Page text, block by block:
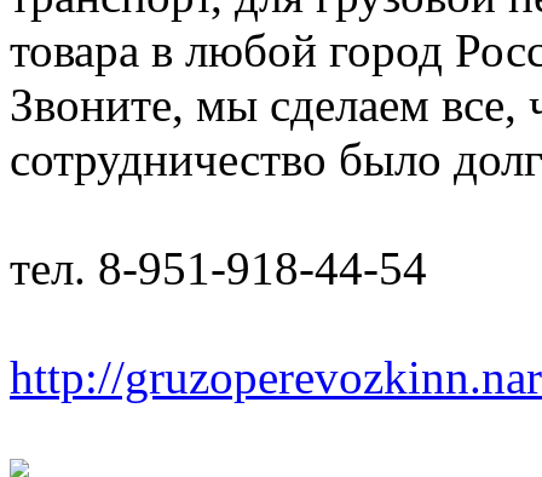
товара в любой город
Звоните, мы сделаем
сотрудничество было
тел. 8-951-918-44-54
http://